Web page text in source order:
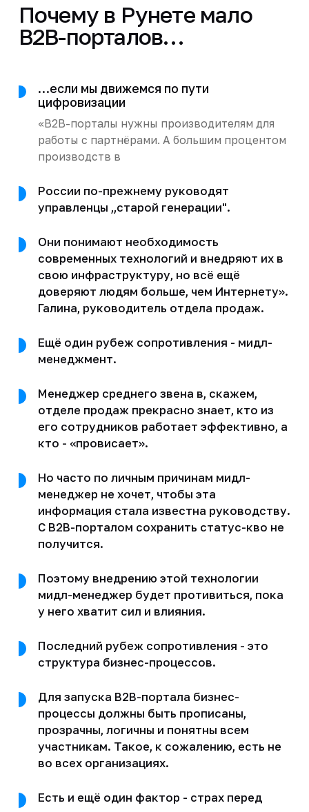
Почему в Рунете мало
B2B-порталов…
…если мы движемся по пути
цифровизации
«B2B-порталы нужны производителям для
работы с партнёрами. А большим процентом
производств в
России по-прежнему руководят
управленцы „старой генерации".
Они понимают необходимость
современных технологий и внедряют их в
свою инфраструктуру, но всё ещё
доверяют людям больше, чем Интернету».
Галина, руководитель отдела продаж.
Ещё один рубеж сопротивления - мидл-
менеджмент.
Менеджер среднего звена в, скажем,
отделе продаж прекрасно знает, кто из
его сотрудников работает эффективно, а
кто - «провисает».
Но часто по личным причинам мидл-
менеджер не хочет, чтобы эта
информация стала известна руководству.
С B2B-порталом сохранить статус-кво не
получится.
Поэтому внедрению этой технологии
мидл-менеджер будет противиться, пока
у него хватит сил и влияния.
Последний рубеж сопротивления - это
структура бизнес-процессов.
Для запуска B2B-портала бизнес-
процессы должны быть прописаны,
прозрачны, логичны и понятны всем
участникам. Такое, к сожалению, есть не
во всех организациях.
Есть и ещё один фактор - страх перед